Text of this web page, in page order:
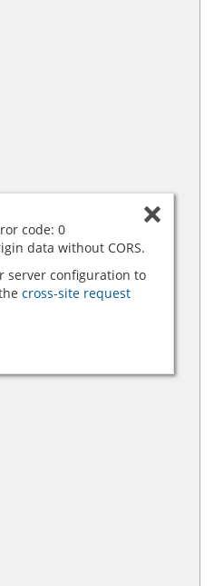
code: 0
data without CORS.
server configuration to
cross-site request